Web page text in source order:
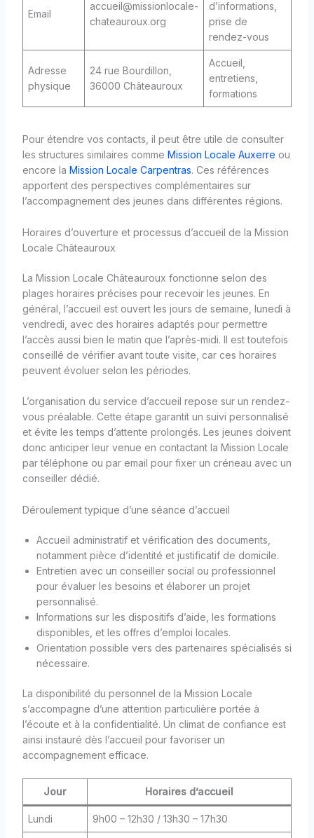
Email
accueil@missionlocale-
chateauroux.org
d’informations,
prise de
rendez-vous
Adresse
physique
24 rue Bourdillon,
36000 Châteauroux
Accueil,
entretiens,
formations
Pour étendre vos contacts, il peut être utile de consulter
les structures similaires comme Mission Locale Auxerre ou
encore la Mission Locale Carpentras. Ces références
apportent des perspectives complémentaires sur
l’accompagnement des jeunes dans différentes régions.
Horaires d’ouverture et processus d’accueil de la Mission
Locale Châteauroux
La Mission Locale Châteauroux fonctionne selon des
plages horaires précises pour recevoir les jeunes. En
général, l’accueil est ouvert les jours de semaine, lunedì à
vendredi, avec des horaires adaptés pour permettre
l’accès aussi bien le matin que l’après-midi. Il est toutefois
conseillé de vérifier avant toute visite, car ces horaires
peuvent évoluer selon les périodes.
L’organisation du service d’accueil repose sur un rendez-
vous préalable. Cette étape garantit un suivi personnalisé
et évite les temps d’attente prolongés. Les jeunes doivent
donc anticiper leur venue en contactant la Mission Locale
par téléphone ou par email pour fixer un créneau avec un
conseiller dédié.
Déroulement typique d’une séance d’accueil
Accueil administratif et vérification des documents,
notamment pièce d’identité et justificatif de domicile.
Entretien avec un conseiller social ou professionnel
pour évaluer les besoins et élaborer un projet
personnalisé.
Informations sur les dispositifs d’aide, les formations
disponibles, et les offres d’emploi locales.
Orientation possible vers des partenaires spécialisés si
nécessaire.
La disponibilité du personnel de la Mission Locale
s’accompagne d’une attention particulière portée à
l’écoute et à la confidentialité. Un climat de confiance est
ainsi instauré dès l’accueil pour favoriser un
accompagnement efficace.
Jour Horaires d’accueil
Lundi 9h00 – 12h30 / 13h30 – 17h30